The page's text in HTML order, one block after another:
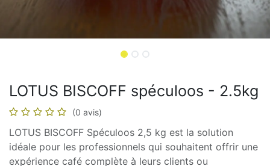
LOTUS BISCOFF spéculoos - 2.5kg
(0 avis)
LOTUS BISCOFF Spéculoos 2,5 kg est la solution
idéale pour les professionnels qui souhaitent offrir une
expérience café complète à leurs clients ou